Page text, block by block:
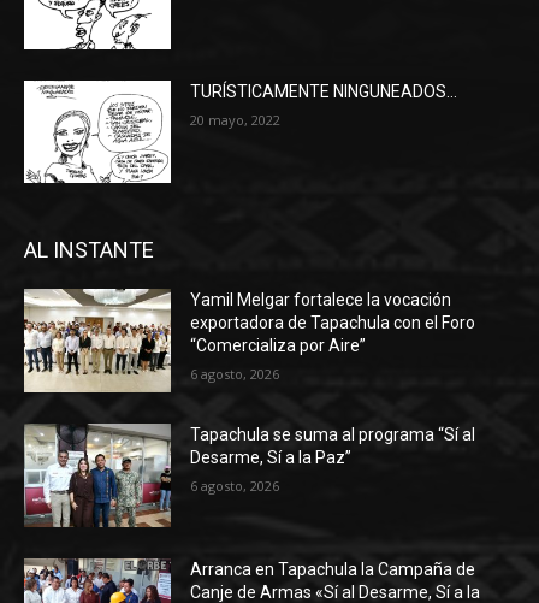
TURÍSTICAMENTE NINGUNEADOS…
20 mayo, 2022
AL INSTANTE
Yamil Melgar fortalece la vocación
exportadora de Tapachula con el Foro
“Comercializa por Aire”
6 agosto, 2026
Tapachula se suma al programa “Sí al
Desarme, Sí a la Paz”
6 agosto, 2026
Arranca en Tapachula la Campaña de
Canje de Armas «Sí al Desarme, Sí a la